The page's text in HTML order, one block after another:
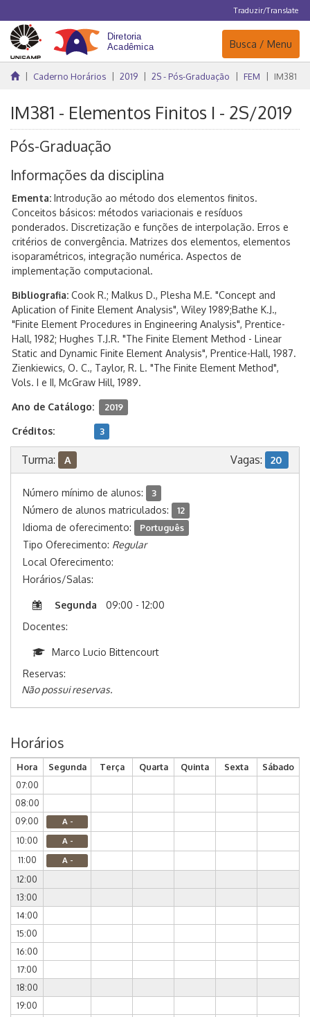
Traduzir/Translate
Navegação
Busca / Menu
Caderno Horários 2019 2S - Pós-Graduação FEM IM381
IM381 - Elementos Finitos I - 2S/2019
Pós-Graduação
Informações da disciplina
Ementa: Introdução ao método dos elementos finitos.
Conceitos básicos: métodos variacionais e resíduos
ponderados. Discretização e funções de interpolação. Erros e
critérios de convergência. Matrizes dos elementos, elementos
isoparamétricos, integração numérica. Aspectos de
implementação computacional.
Bibliografia: Cook R.; Malkus D., Plesha M.E. "Concept and
Aplication of Finite Element Analysis", Wiley 1989;Bathe K.J.,
"Finite Element Procedures in Engineering Analysis", Prentice-
Hall, 1982; Hughes T.J.R. "The Finite Element Method - Linear
Static and Dynamic Finite Element Analysis", Prentice-Hall, 1987.
Zienkiewics, O. C., Taylor, R. L. "The Finite Element Method",
Vols. I e II, McGraw Hill, 1989.
Ano de Catálogo: 2019
Créditos: 3
Turma: A Vagas: 20
Número mínimo de alunos: 3
Número de alunos matriculados: 12
Idioma de oferecimento: Português
Tipo Oferecimento: Regular
Local Oferecimento:
Horários/Salas:
Segunda
09:00 - 12:00
Docentes:
Marco Lucio Bittencourt
Reservas:
Não possui reservas.
Horários
Hora Segunda Terça Quarta Quinta Sexta
Sábado
07:00
08:00
09:00
A -
10:00 A -
11:00 A -
12:00
13:00
14:00
15:00
16:00
17:00
18:00
19:00